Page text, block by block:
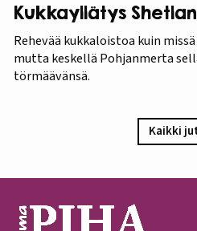
Kukkayllätys
Rehevää kukkaloistoa kuin
mutta keskellä Pohjanmerta
törmäävänsä.
Kaikki